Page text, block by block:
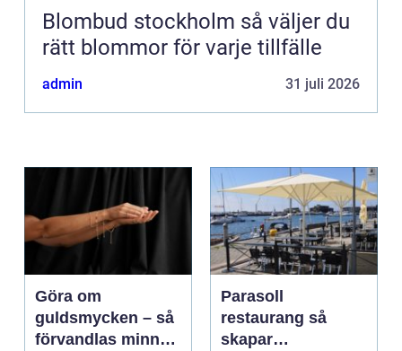
Blombud stockholm så väljer du
rätt blommor för varje tillfälle
admin 31 juli 2026
Göra om
guldsmycken – så
förvandlas minnen
Parasoll
restaurang så
skapar